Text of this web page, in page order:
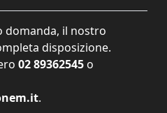
domanda, il nostro
disposizione.
02 89362545 o
.